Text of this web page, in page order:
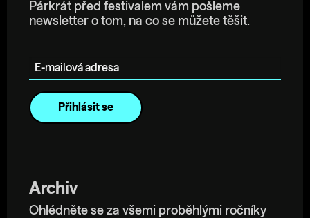
Párkrát před festivalem vám pošleme
newsletter o tom, na co se můžete těšit.
Archiv
Ohlédněte se za všemi proběhlými ročníky